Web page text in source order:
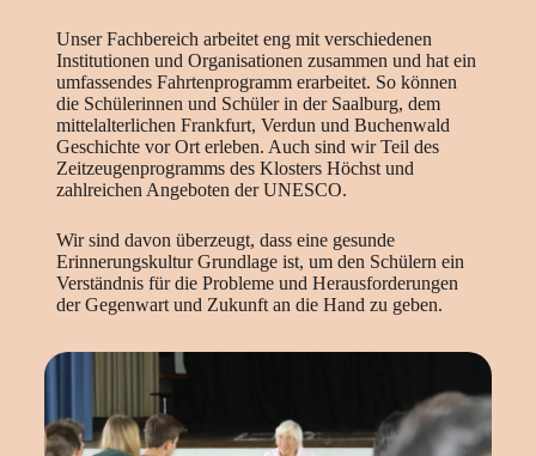
Unser Fachbereich arbeitet eng mit verschiedenen
Institutionen und Organisationen zusammen und hat ein
umfassendes Fahrtenprogramm erarbeitet. So können
die Schülerinnen und Schüler in der Saalburg, dem
mittelalterlichen Frankfurt, Verdun und Buchenwald
Geschichte vor Ort erleben. Auch sind wir Teil des
Zeitzeugenprogramms des Klosters Höchst und
zahlreichen Angeboten der UNESCO.
Wir sind davon überzeugt, dass eine gesunde
Erinnerungskultur Grundlage ist, um den Schülern ein
Verständnis für die Probleme und Herausforderungen
der Gegenwart und Zukunft an die Hand zu geben.